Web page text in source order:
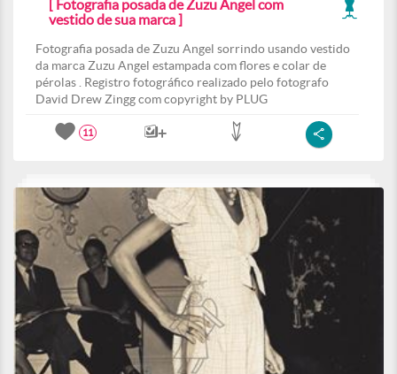
[ Fotografia posada de Zuzu Angel com
vestido de sua marca ]
Fotografia posada de Zuzu Angel sorrindo usando vestido
da marca Zuzu Angel estampada com flores e colar de
pérolas . Registro fotográfico realizado pelo fotografo
David Drew Zingg com copyright by PLUG
11